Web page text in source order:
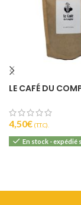
LE CAFÉ DU
4,50€ (T.T.C).
En stock - expédié